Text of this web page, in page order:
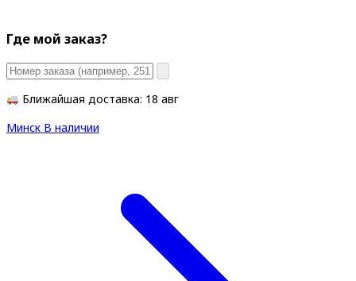
Где мой заказ?
Ближайшая доставка: 18 авг
Минск В наличии